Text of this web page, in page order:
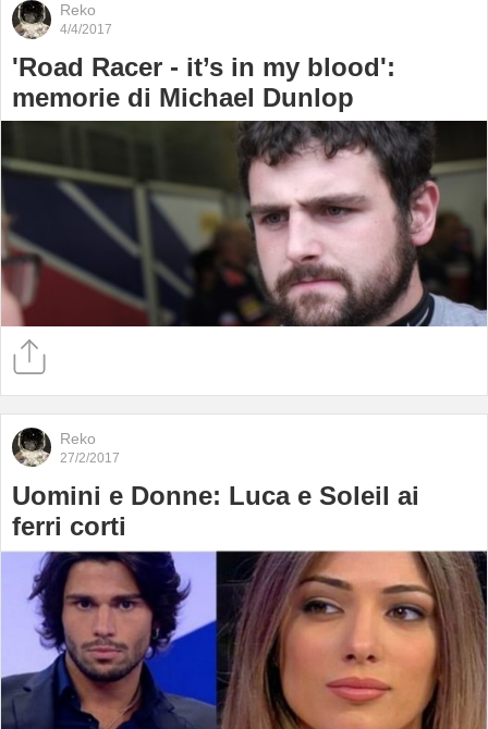
Reko
4/4/2017
'Road Racer - it’s in my blood':
memorie di Michael Dunlop
Reko
27/2/2017
Uomini e Donne: Luca e Soleil ai
ferri corti